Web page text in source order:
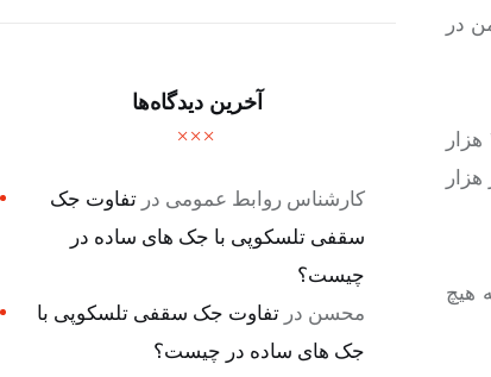
پرسپولیس – تراکتور تبریز به جای ساعت ۱۸ در ساعت ۱۵ روز یکشنبه ۷ بهمن در
ضمن اینکه با توجه به روند بازسازی در فازهای بعدی و عدم تکمیل زیرساخت‌های لازم در ورزشگاه آزادی، این مسابقه با حضور ۳۰ هزار
هزار
هیچ
آخرین دیدگاه‌ها
کارشناس روابط عمومی در تفاوت جک
سقفی تلسکوپی با جک های ساده در
چیست؟
محسن در تفاوت جک سقفی تلسکوپی با
جک های ساده در چیست؟